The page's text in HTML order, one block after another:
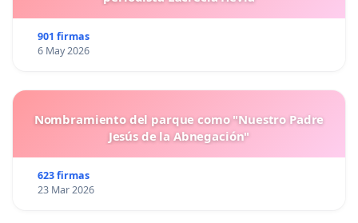
901 firmas
6 May 2026
Nombramiento del parque como "Nuestro Padre
Jesús de la Abnegación"
623 firmas
23 Mar 2026